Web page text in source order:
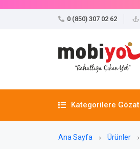
0 (850) 307 02 62
Kategorilere Gözat
Ana Sayfa Ürünler